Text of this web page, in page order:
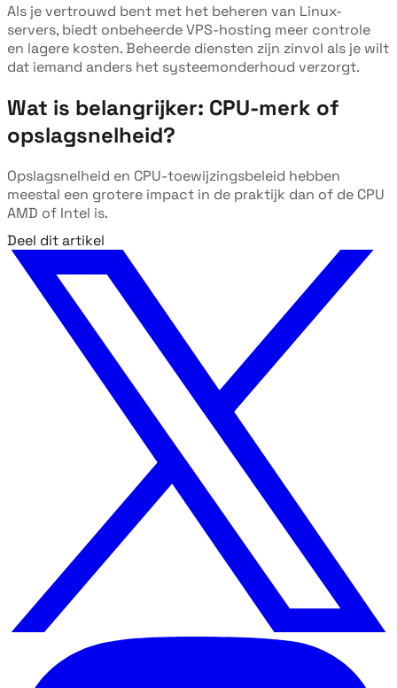
Als je vertrouwd bent met het beheren van Linux-
servers, biedt onbeheerde VPS-hosting meer controle
en lagere kosten. Beheerde diensten zijn zinvol als je wilt
dat iemand anders het systeemonderhoud verzorgt.
Wat is belangrijker: CPU-merk of
opslagsnelheid?
Opslagsnelheid en CPU-toewijzingsbeleid hebben
meestal een grotere impact in de praktijk dan of de CPU
AMD of Intel is.
Deel dit artikel